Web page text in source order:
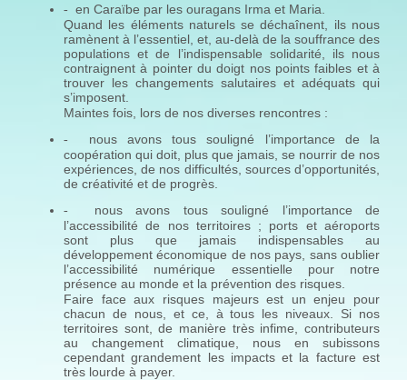
- en Caraïbe par les ouragans Irma et Maria.
Quand les éléments naturels se déchaînent, ils nous
ramènent à l’essentiel, et, au-delà de la souffrance des
populations et de l’indispensable solidarité, ils nous
contraignent à pointer du doigt nos points faibles et à
trouver les changements salutaires et adéquats qui
s’imposent.
Maintes fois, lors de nos diverses rencontres :
- nous avons tous souligné l’importance de la
coopération qui doit, plus que jamais, se nourrir de nos
expériences, de nos difficultés, sources d’opportunités,
de créativité et de progrès.
- nous avons tous souligné l’importance de
l’accessibilité de nos territoires ; ports et aéroports
sont plus que jamais indispensables au
développement économique de nos pays, sans oublier
l’accessibilité numérique essentielle pour notre
présence au monde et la prévention des risques.
Faire face aux risques majeurs est un enjeu pour
chacun de nous, et ce, à tous les niveaux. Si nos
territoires sont, de manière très infime, contributeurs
au changement climatique, nous en subissons
cependant grandement les impacts et la facture est
très lourde à payer.